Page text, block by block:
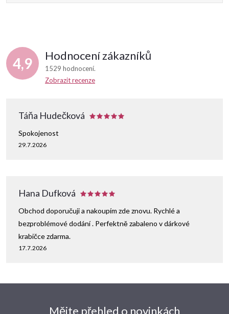
4,9 Hodnocení zákazníků
1529 hodnocení
Zobrazit recenze
Táňa Hudečková
29.7.2026
Spokojenost
Hana Dufková
17.7.2026
Obchod doporučuji a nakoupím zde znovu. Rychlé a
bezproblémové dodání . Perfektně zabaleno v dárkové
krabičce zdarma.
Mějte přehled o novinkách